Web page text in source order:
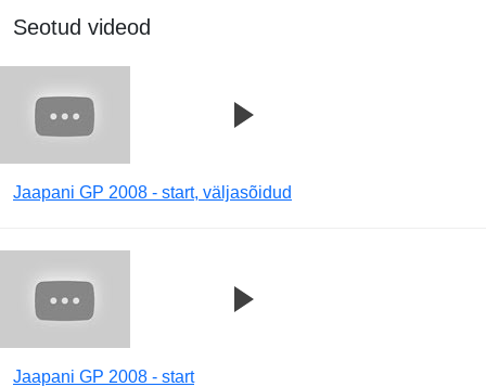
Seotud videod
Jaapani GP 2008 - start, väljasõidud
Jaapani GP 2008 - start